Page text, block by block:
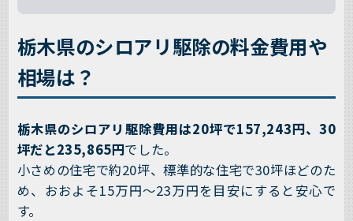
栃木県のシロアリ駆除の料金費用や
相場は？
栃木県のシロアリ駆除費用は20坪で157,243円、30
坪だと235,865円でした。
小さめの住宅で約20坪、標準的な住宅で30坪ほどのた
め、おおよそ15万円～23万円を目安にすると安心で
す。